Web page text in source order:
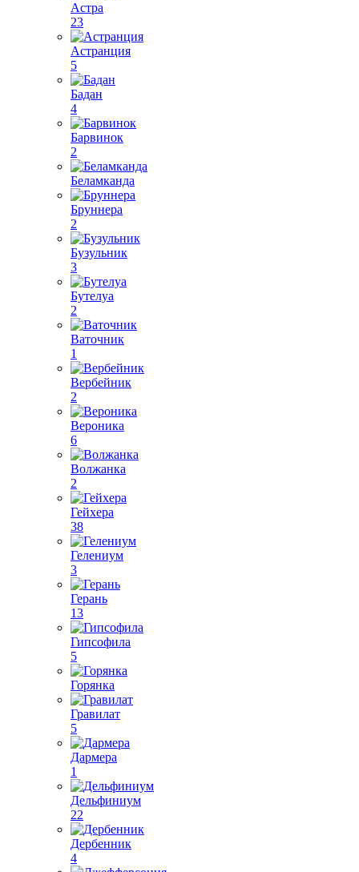
Астра
23
Астранция
5
Бадан
4
Барвинок
2
Беламканда
Бруннера
2
Бузульник
3
Бутелуа
2
Ваточник
1
Вербейник
2
Вероника
6
Волжанка
2
Гейхера
38
Гелениум
3
Герань
13
Гипсофила
5
Горянка
Гравилат
5
Дармера
1
Дельфиниум
22
Дербенник
4